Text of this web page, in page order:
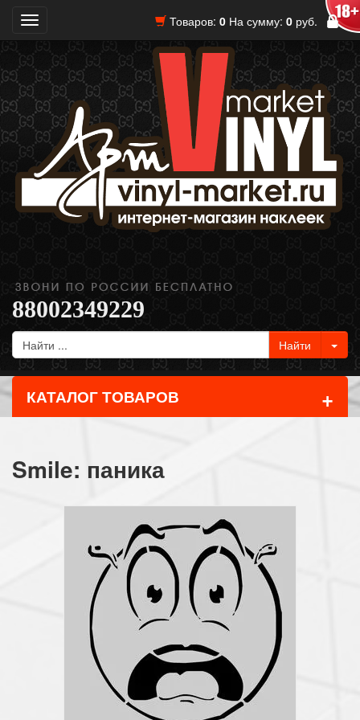
Товаров: 0 На сумму: 0 руб.
Toggle
navigation
88002349229
КАТАЛОГ ТОВАРОВ +
Smile: паника